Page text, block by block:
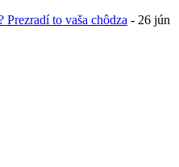
Prezradí to vaša chôdza - 26 jún